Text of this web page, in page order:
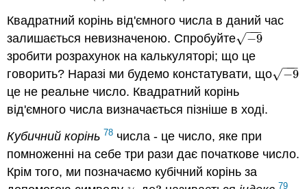
Квадратний корінь від'ємного числа в даний час
залишається невизначеною. Спробуйте
−9
−−
−
√
−9
зробити розрахунок на калькуляторі; що це
говорить? Наразі ми будемо констатувати, що
−9
−−
−
√
−9
це не реальне число. Квадратний корінь
від'ємного числа визначається пізніше в ході.
Кубичний корінь 78 числа - це число, яке при
помноженні на себе три рази дає початкове число.
Крім того, ми позначаємо кубічний корінь за
79